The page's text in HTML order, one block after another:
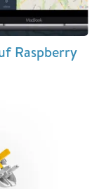
Raspberry